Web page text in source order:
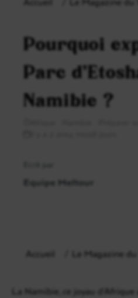
Pourquoi
Parc
Namibie ?
Equipe Meltour
Accueil Le Magazine
La Namibie, ce joyau